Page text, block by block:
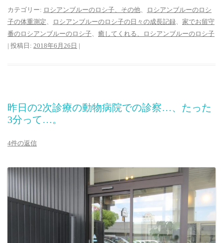
カテゴリー: ロシアンブルーのロシ子、その他
ロシアンブルーのロシ
子の体重測定
ロシアンブルーのロシ子の日々の成長記録
家でお留守
番のロシアンブルーのロシ子
癒してくれる、ロシアンブルーのロシ子
| 投稿日: 2018年6月26日 |
昨日の2次診療の動物病院での診察…、たった
3分って…。
4件の返信